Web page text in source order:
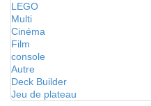
LEGO
Multi
Cinéma
Film
console
Autre
Deck Builder
Jeu de plateau